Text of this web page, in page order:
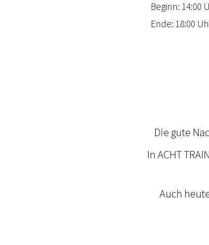
Beginn: 14:00
Ende: 18:00
Die gute
In ACHT
Auch